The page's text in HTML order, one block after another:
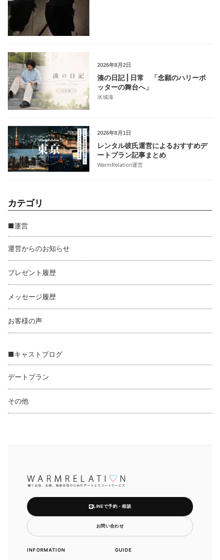
2026年8月2日
湊の日記 | 日常 「念願のハリーポ
ッターの舞台へ」
水城湊
2026年8月1日
レンタル彼氏運営によるおすすめデ
ートプラン記事まとめ
WarmRelation運営
カテゴリ
■運営
運営からのお知らせ
プレゼント履歴
メッセージ履歴
お客様の声
■キャストブログ
デートプラン
その他
LINEで予約・相談
お問い合わせ
INFORMATION GUIDE